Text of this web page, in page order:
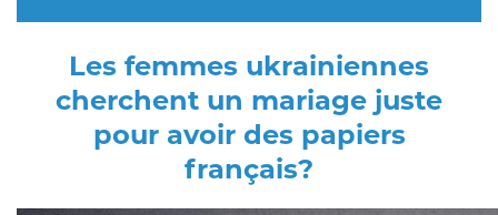
Les femmes ukrainiennes
cherchent un mariage juste
pour avoir des papiers
français?